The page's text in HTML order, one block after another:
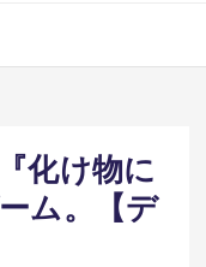
化け物に
ム。【デ